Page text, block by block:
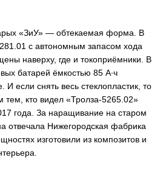
«ЗиУ» — обтекаемая форма. В
с автономным запасом хода
наверху, где и токоприёмники. В
батарей ёмкостью 85 А∙ч
И если снять весь стеклопластик, то
тем, кто видел «Тролза-5265.02»
года. За наращивание на старом
отвечала Нижегородская фабрика
изготовили из композитов и